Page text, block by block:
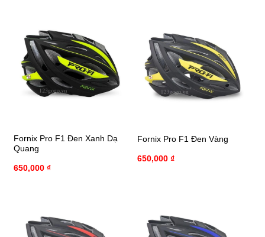
Fornix Pro F1 Đen Xanh Dạ
Quang
650,000 ₫
Fornix Pro F1 Đen Vàng
650,000 ₫